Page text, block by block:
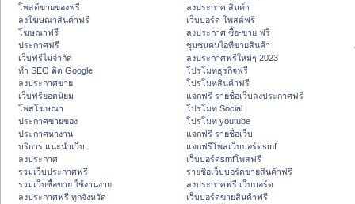
โพสต์ขายของฟรี
ลงโฆษณาสินค้าฟรี
โฆษณาฟรี
ประกาศฟรี
เว็บฟรีไม่จำกัด
ทำ SEO ติด Google
ลงประกาศขาย
เว็บฟรียอดนิยม
โพสโฆษณา
ประกาศขายของ
ประกาศหางาน
บริการ แนะนำเว็บ
ลงประกาศ
รวมเว็บประกาศฟรี
รวมเว็บซื้อขาย ใช้งานง่าย
ลงประกาศฟรี ทุกจังหวัด
ลงประกาศ สินค้า
เว็บบอร์ด โพสต์ฟรี
ลงประกาศ ซื้อ-ขาย ฟรี
ชุมชนคนไอทีขายสินค้า
ลงประกาศฟรีใหม่ๆ 2023
โปรโมทธุรกิจฟรี
โปรโมทสินค้าฟรี
แจกฟรี รายชื่อเว็บลงประกาศฟรี
โปรโมท Social
โปรโมท youtube
แจกฟรี รายชื่อเว็บ
แจกฟรีโพสเว็บบอร์ดsmf
เว็บบอร์ดsmfโพสฟรี
รายชื่อเว็บบอร์ดขายสินค้าฟรี
ลงประกาศฟรี เว็บบอร์ด
เว็บบอร์ดขายสินค้าฟรี